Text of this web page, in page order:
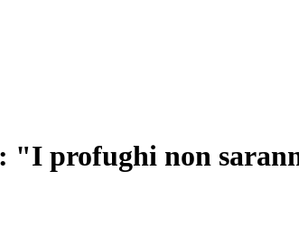
profughi non